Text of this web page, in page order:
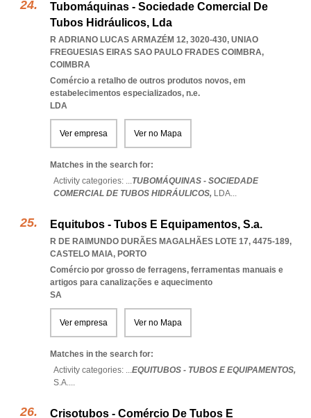
Tubomáquinas - Sociedade Comercial De
Tubos Hidráulicos, Lda
R ADRIANO LUCAS ARMAZÉM 12, 3020-430, UNIAO
FREGUESIAS EIRAS SAO PAULO FRADES COIMBRA,
COIMBRA
Comércio a retalho de outros produtos novos, em
estabelecimentos especializados, n.e.
LDA
Ver empresa Ver no Mapa
Matches in the search for:
Activity categories: ...TUBOMÁQUINAS - SOCIEDADE
COMERCIAL DE TUBOS HIDRÁULICOS, LDA...
Equitubos - Tubos E Equipamentos, S.a.
R DE RAIMUNDO DURÃES MAGALHÃES LOTE 17, 4475-189,
CASTELO MAIA, PORTO
Comércio por grosso de ferragens, ferramentas manuais e
artigos para canalizações e aquecimento
SA
Ver empresa Ver no Mapa
Matches in the search for:
Activity categories: ...EQUITUBOS - TUBOS E EQUIPAMENTOS,
S.A....
Crisotubos - Comércio De Tubos E